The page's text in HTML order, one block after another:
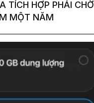
TÍCH HỢP PHẢI CHỜ
MỘT NĂM